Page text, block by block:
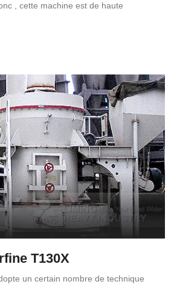
, cette machine est de haute
T130X
un certain nombre de technique